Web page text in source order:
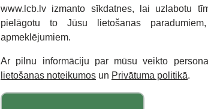
www.lcb.lv izmanto sīkdatnes, lai uzlabotu
pielāgotu to Jūsu lietošanas
apmeklējumiem.
Ar pilnu informāciju par mūsu veikto
lietošanas noteikumos un Privātuma politikā.